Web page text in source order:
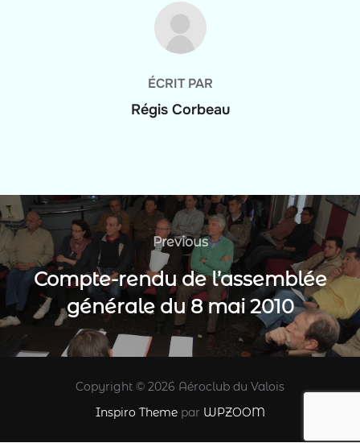
AUTEUR DE LA PUBLICATION
ÉCRIT PAR
Régis Corbeau
Navigation
de
l’article
Previous
Previous
Compte-rendu de l’assemblée
générale du 8 mai 2010
Copyright © 2026 Aéroclub du Valois
Inspiro Themepar WPZOOM